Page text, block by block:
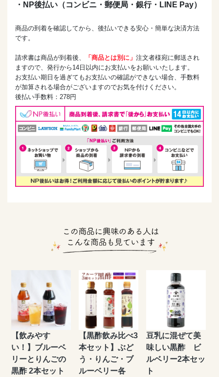
・NP後払い（コンビニ・郵便局・銀行・LINE Pay）
商品の到着を確認してから、後払いできる安心・簡単な決済方法
です。
請求書は商品が到着後、 「商品とは別に」 注文者様宛に郵送され
ますので、発行から14日以内にお支払いをお願いいたします。
お支払い期日を過ぎてもお支払いの確認ができない場合、手数料
が加算される場合がございますのでお気を付けください。
後払い手数料：278円
【飲みやす
い！】ブルーベ
リーとりんごの
黒酢 2本セット
【黒酢飲み比べ3
本セット】ぶど
う・りんご・ブ
ルーベリー各
豆乳に混ぜて美
味しい黒酢 ビ
ルベリー2本セッ
ト